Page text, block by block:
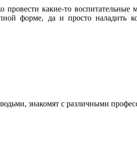
провести какие-то воспитательные
форме, да и просто наладить
знакомят с различными